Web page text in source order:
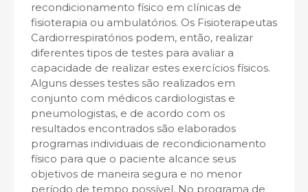
recondicionamento físico em clínicas de
fisioterapia ou ambulatórios. Os Fisioterapeutas
Cardiorrespiratórios podem, então, realizar
diferentes tipos de testes para avaliar a
capacidade de realizar estes exercícios físicos.
Alguns desses testes são realizados em
conjunto com médicos cardiologistas e
pneumologistas, e de acordo com os
resultados encontrados são elaborados
programas individuais de recondicionamento
físico para que o paciente alcance seus
objetivos de maneira segura e no menor
período de tempo possível. No programa de